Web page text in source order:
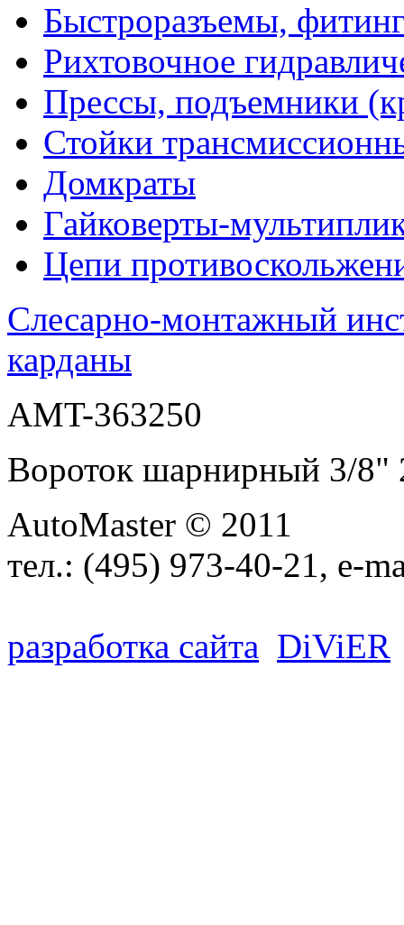
Быстроразъемы,
Рихтовочное
Прессы, подъемники
Стойки
Домкраты
Гайковерты-
Цепи
Слесарно-монтажный
карданы
AMT-363250
Вороток шарнирный 3/
AutoMaster © 2011
тел.: (495) 973-40-21, e-
разработка сайта DiViER